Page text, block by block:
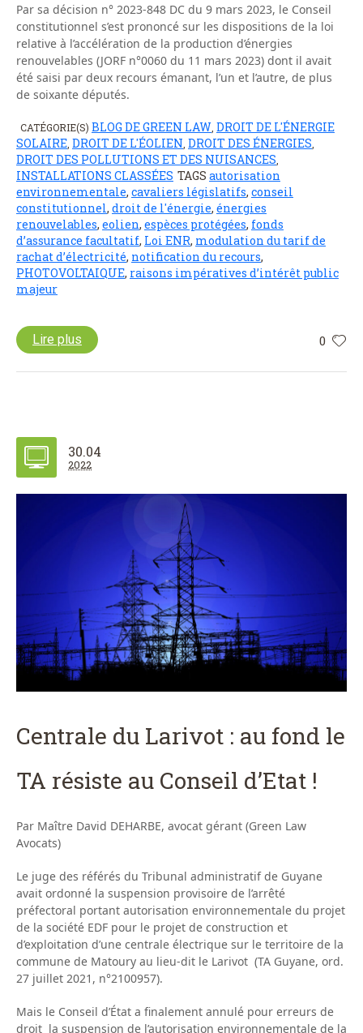
Par sa décision n° 2023-848 DC du 9 mars 2023, le Conseil
constitutionnel s’est prononcé sur les dispositions de la loi
relative à l’accélération de la production d’énergies
renouvelables (JORF n°0060 du 11 mars 2023) dont il avait
été saisi par deux recours émanant, l’un et l’autre, de plus
de soixante députés.
CATÉGORIE(S) BLOG DE GREEN LAW DROIT DE L'ÉNERGIE
SOLAIRE DROIT DE L'ÉOLIEN DROIT DES ÉNERGIES
DROIT DES POLLUTIONS ET DES NUISANCES
INSTALLATIONS CLASSÉES TAGS autorisation
environnementale, cavaliers législatifs, conseil
constitutionnel, droit de l'énergie, énergies
renouvelables, eolien, espèces protégées, fonds
d’assurance facultatif, Loi ENR, modulation du tarif de
rachat d’électricité, notification du recours,
PHOTOVOLTAIQUE, raisons impératives d’intérêt public
majeur
0
Lire plus
30.04
2022
Centrale du Larivot : au fond le
TA résiste au Conseil d’Etat !
Par Maître David DEHARBE, avocat gérant (Green Law
Avocats)
Le juge des référés du Tribunal administratif de Guyane
avait ordonné la suspension provisoire de l’arrêté
préfectoral portant autorisation environnementale du projet
de la société EDF pour le projet de construction et
d’exploitation d’une centrale électrique sur le territoire de la
commune de Matoury au lieu-dit le Larivot (TA Guyane, ord.
27 juillet 2021, n°2100957).
Mais le Conseil d’État a finalement annulé pour erreurs de
droit la suspension de l’autorisation environnementale de la